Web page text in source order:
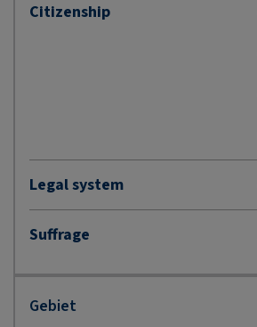
Citizenship
Legal system
Suffrage